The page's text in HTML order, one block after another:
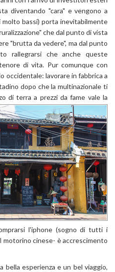
diventando "cara" e vengono a
bassi) porta inevitabilmente
che dal punto di vista
"brutta da vedere", ma dal punto
rallegrarsi che anche queste
di vita. Pur comunque con
occidentale: lavorare in fabbrica a
dopo che la multinazionale ti
di terra a prezzi da fame vale la
l'iphone (sogno di tutti i
motorino cinese- è accrescimento
bella esperienza e un bel viaggio,